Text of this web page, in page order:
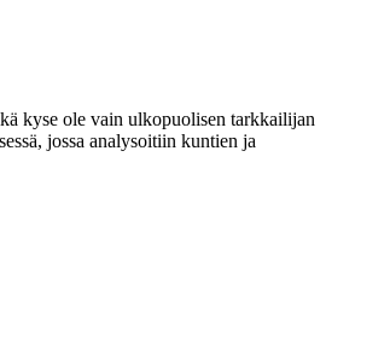
kyse ole vain ulkopuolisen tarkkailijan
jossa analysoitiin kuntien ja